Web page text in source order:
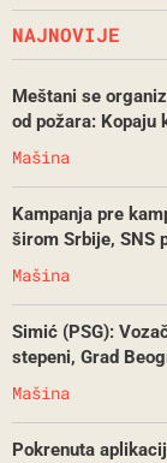
NAJNOVIJE
Meštani se
od požara: Kopaju
Mašina
Kampanja pre
širom Srbije, SNS
Mašina
Simić (PSG):
stepeni, Grad
Mašina
Pokrenuta